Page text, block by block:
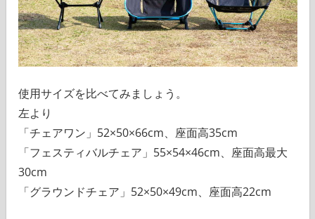
使用サイズを比べてみましょう。
左より
「チェアワン」52×50×66cm、座面高35cm
「フェスティバルチェア」55×54×46cm、座面高最大
30cm
「グラウンドチェア」52×50×49cm、座面高22cm